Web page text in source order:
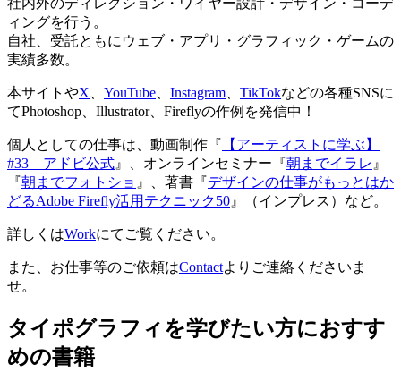
ィングを行う。
自社、受託ともにウェブ・アプリ・グラフィック・ゲームの
実績多数。
本サイトやX YouTube Instagram TikTokなどの各種SNSに
てPhotoshop、Illustrator、Fireflyの作例を発信中！
個人としての仕事は、動画制作『 【アーティストに学ぶ】
#33 – アドビ公式 』、オンラインセミナー『朝までイラレ 』
『朝までフォトショ 』、著書『デザインの仕事がもっとはか
どるAdobe Firefly活用テクニック50 』（インプレス）など。
詳しくはWorkにてご覧ください。
また、お仕事等のご依頼はContactよりご連絡くださいま
せ。
タイポグラフィを学びたい方におすす
めの書籍